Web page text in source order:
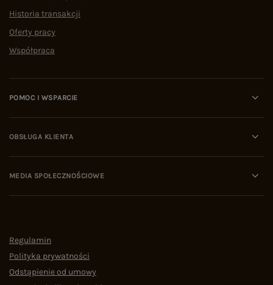
Historia transakcji
Oferty pracy
Współpraca
POMOC I WSPARCIE
OBSŁUGA KLIENTA
MEDIA SPOŁECZNOŚCIOWE
Regulamin
Polityka prywatności
Odstąpienie od umowy